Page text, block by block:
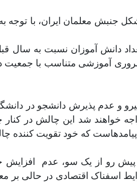
جنبش معلمان ایران، با
دانش آموزان نسبت به سال
آموزشی متناسب با جمعیت
و عدم پذیرش دانشجو در
خواهند شد این چالش در
پیامدهاست که خود تقویت
پیش رو از یک سو، عدم
افزایش
اسفناک اقتصادی در حالی بر